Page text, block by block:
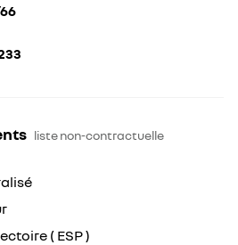
liste non-contractuelle
( ESP )